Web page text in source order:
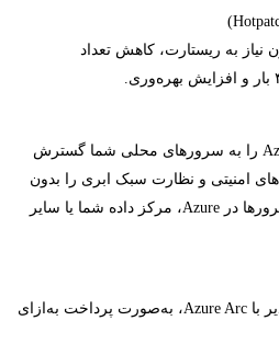
نیاز به ریستارت، کاهش تعداد
Azure Arc قابلیت‌های مدیریت Azure را به سرورهای محلی شما گسترش
امنیتی و نظارت سبک ابری را بدون
انتقال داده‌ها فراهم می‌کند، چه سرورها در Azure، مرکز داده شما یا سایر
قیمت‌گذاری اشتراکی و انعطاف‌پذیر با Azure Arc، به‌صورت پرداخت به‌ازای